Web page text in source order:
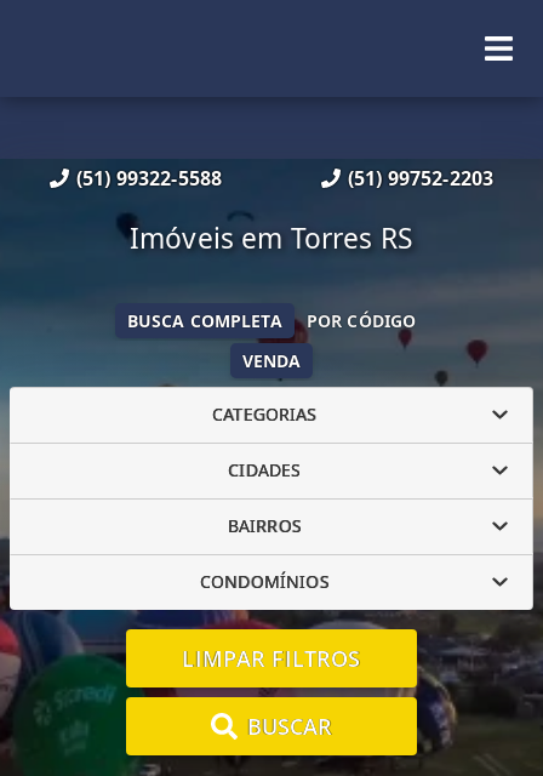
(51) 99322-5588 (51) 99752-2203
Imóveis em Torres RS
VENDA
BUSCA COMPLETA POR CÓDIGO
CATEGORIAS
CIDADES
BAIRROS
CONDOMÍNIOS
LIMPAR FILTROS
BUSCAR